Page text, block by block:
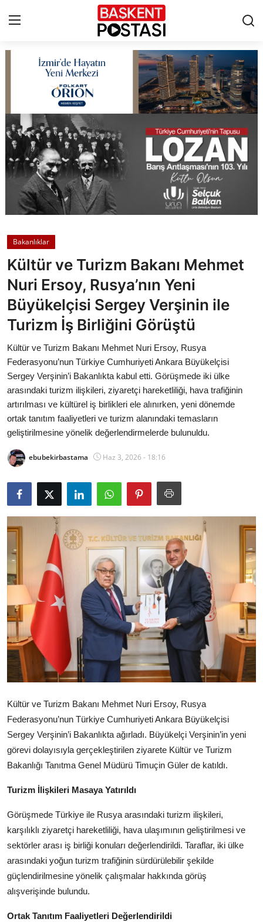
Çerez Politikası
Künye
Ankara
TBMM
Cumhurbaşkanlığı
Bakanlıklar
Siyasi Partiler
Toplum ve Yaşam
Sivil Toplum Kuruluşları
Kamu Kurumları ve Üst Kurullar
Resmi Reklamlar
Bakanlıklar
Kültür ve Turizm Bakanı Mehmet
Nuri Ersoy, Rusya’nın Yeni
Büyükelçisi Sergey Verşinin ile
Turizm İş Birliğini Görüştü
Kültür ve Turizm Bakanı Mehmet Nuri Ersoy, Rusya
Federasyonu’nun Türkiye Cumhuriyeti Ankara Büyükelçisi
Sergey Verşinin’i Bakanlıkta kabul etti. Görüşmede iki ülke
arasındaki turizm ilişkileri, ziyaretçi hareketliliği, hava trafiğinin
artırılması ve kültürel iş birlikleri ele alınırken, yeni dönemde
ortak tanıtım faaliyetleri ve turizm alanındaki temasların
geliştirilmesine yönelik değerlendirmelerde bulunuldu.
ebubekirbastama Haz 3, 2026 - 18:16
Kültür ve Turizm Bakanı Mehmet Nuri Ersoy, Rusya
Federasyonu’nun Türkiye Cumhuriyeti Ankara Büyükelçisi
Sergey Verşinin’i Bakanlıkta ağırladı. Büyükelçi Verşinin’in yeni
görevi dolayısıyla gerçekleştirilen ziyarete Kültür ve Turizm
Bakanlığı Tanıtma Genel Müdürü Timuçin Güler de katıldı.
Turizm İlişkileri Masaya Yatırıldı
Görüşmede Türkiye ile Rusya arasındaki turizm ilişkileri,
karşılıklı ziyaretçi hareketliliği, hava ulaşımının geliştirilmesi ve
sektörler arası iş birliği konuları değerlendirildi. Taraflar, iki ülke
arasındaki yoğun turizm trafiğinin sürdürülebilir şekilde
güçlendirilmesine yönelik çalışmalar hakkında görüş
alışverişinde bulundu.
Ortak Tanıtım Faaliyetleri Değerlendirildi